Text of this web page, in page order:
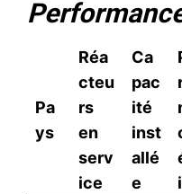
Pa
ys
Réa
cteu
rs
en
serv
ice
Ca
pac
ité
inst
allé
e